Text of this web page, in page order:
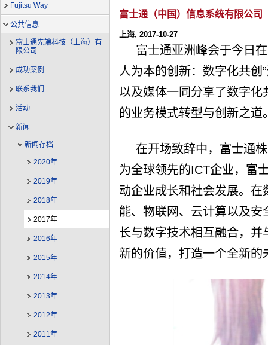
Fujitsu Way
公共信息
富士通先端科技（上海）有
限公司
成功案例
联系我们
活动
新闻
新闻存档
2020年
2019年
2018年
2017年
2016年
2015年
2014年
2013年
2012年
2011年
富士通（中国）信息系统有限公司
上海, 2017-10-27
富士通亚洲峰会于今日
人为本的创新：数字化共创
以及媒体一同分享了数字
的业务模式转型与创新之道
在开场致辞中，富士通
为全球领先的ICT企业，富
动企业成长和社会发展。
能、物联网、云计算以及
长与数字技术相互融合，
新的价值，打造一个全新的